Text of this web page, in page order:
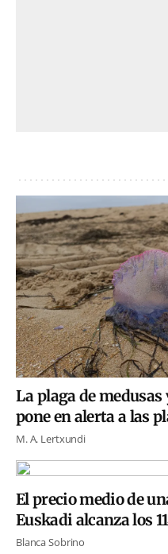
La plaga de
pone en alerta a las
M. A. Lertxundi
El precio medio de
Euskadi alcanza los
Blanca Sobrino